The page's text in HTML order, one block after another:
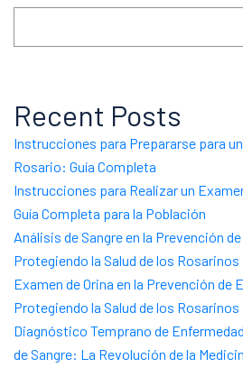
Recent Posts
Instrucciones para Prepararse para
Rosario: Guía Completa
Instrucciones para Realizar un
Guía Completa para la Población
Análisis de Sangre en la Prevención
Protegiendo la Salud de los Rosarinos
Examen de Orina en la Prevención de
Protegiendo la Salud de los Rosarinos
Diagnóstico Temprano de
de Sangre: La Revolución de la